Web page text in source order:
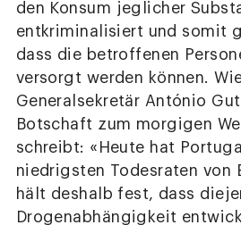
den Konsum jeglicher
entkriminalisiert und somit
dass die betroffenen
versorgt werden können.
Generalsekretär António
Botschaft zum morgigen
schreibt: «Heute hat
niedrigsten Todesraten von
hält deshalb fest, dass
Drogenabhängigkeit